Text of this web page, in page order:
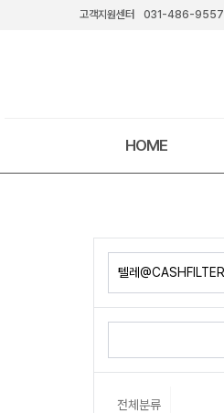
고객지원센터 031-486-9557
HOME
전체분류